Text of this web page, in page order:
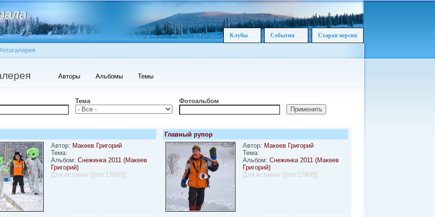
содержанию
Клубы События Старая версия
вкладки Авторы Альбомы Темы
Тема Фотоальбом
Автор: Макеев Григорий
Тема:
Альбом: Снежинка 2011 (Макеев
Григорий)
Для вставки: [[nid:17910]]
Главный рупор
Автор: Макеев Григорий
Тема:
Альбом: Снежинка 2011 (Макеев
Григорий)
Для вставки: [[nid:17908]]